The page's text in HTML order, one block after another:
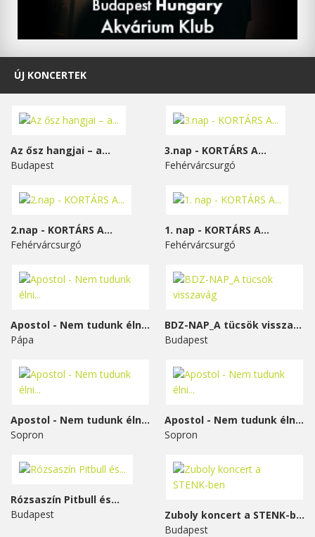
ÚJ KONCERTEK
Az ősz hangjai – a...
Budapest
3.nap - KORTÁRS A...
Fehérvárcsurgó
2.nap - KORTÁRS A...
Fehérvárcsurgó
1. nap - KORTÁRS A...
Fehérvárcsurgó
Apostol - Nem tudunk élni...
Pápa
BDZ-NAP_A tücsök visszavág
Budapest
Apostol - Nem tudunk élni...
Sopron
Apostol - Nem tudunk élni...
Sopron
Rózsaszín Pitbull és...
Budapest
Zuboly koncert a STENK-ben
Budapest